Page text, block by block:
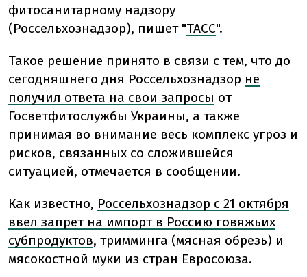
фитосанитарному надзору
(Россельхознадзор), пишет "ТАСС".
Такое решение принято в связи с тем, что до
сегодняшнего дня Россельхознадзор не
получил ответа на свои запросы от
Госветфитослужбы Украины, а также
принимая во внимание весь комплекс угроз и
рисков, связанных со сложившейся
ситуацией, отмечается в сообщении.
Как известно, Россельхознадзор с 21 октября
ввел запрет на импорт в Россию говяжьих
субпродуктов, тримминга (мясная обрезь) и
мясокостной муки из стран Евросоюза.